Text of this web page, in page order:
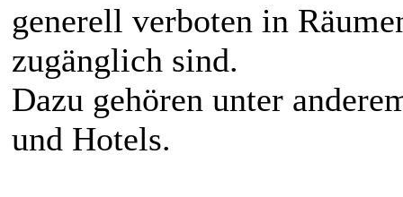
generell verboten in
zugänglich sind.
Dazu gehören unter
und Hotels.